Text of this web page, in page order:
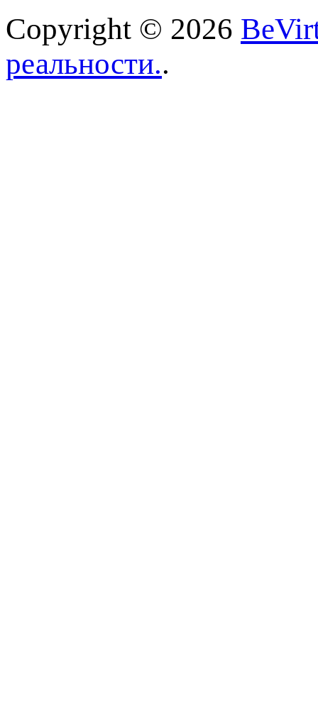
Copyright © 2026
реальности..